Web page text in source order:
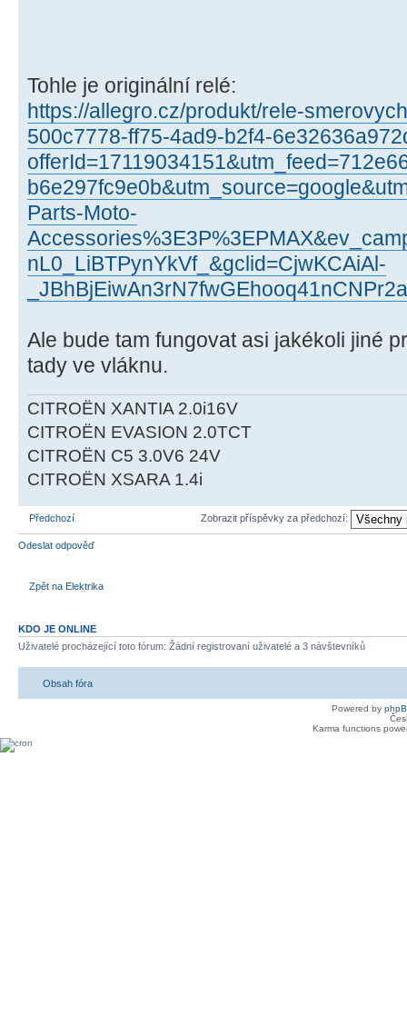
Tohle je originální relé:
https://allegro.cz/produkt/rele-
500c7778-ff75-4ad9-b2f4-
Parts-Moto-
nL0_LiBTPynYkVf_&gclid=CjwKCAiAl-
Ale bude tam fungovat asi jakékoli jiné
tady ve vláknu.
CITROËN XANTIA 2.0i16V
CITROËN EVASION 2.0TCT
CITROËN C5 3.0V6 24V
CITROËN XSARA 1.4i
Předchozí Zobrazit příspěvky za předchozí:
Odeslat odpověď
Zpět na Elektrika
KDO JE ONLINE
Uživatelé procházející toto fórum: Žádní registrovaní uživatelé a 3 návštevníků
Obsah fóra
Powered by
Karma functions